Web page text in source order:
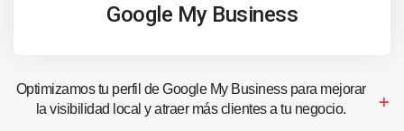
Google My Business
Optimizamos tu perfil de Google My Business para mejorar
la visibilidad local y atraer más clientes a tu negocio.